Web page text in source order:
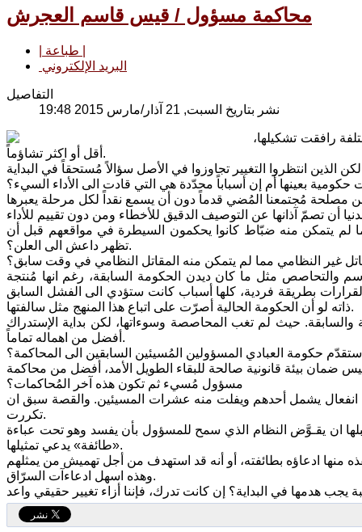
محاكمة مسؤول / قيس قاسم العجرش
البريد الإلكتروني
التفاصيل
نشر بتاريخ السبت, 21 آذار/مارس 2015 19:48
رافقت تشكيلها،
أقل أو اكثر تشاؤماً.
بعينها أم إن أسباباً محدّدة هي التي قادت الى الأداء السيء؟
لم يتمكن منه ضبّاط كانوا يحكمون السيطرة في مواقعهم قبل أن
تظهر داعش الى العلن؟.
والتحاصص مثل ما كان ديدن الحكومة السابقة، رغم انها مُنتجة
بطريقة فردية، كلها أسباب كانت ستؤدي الى الفشل السابق
ذاته لو أن الحكومة الحالية أصرّت على اتباع هذا المنهج مثل سالفتها.
حيث لم تغب المحاصصة وسوءاتها، لكن بداية الإستدراك
أفضل من اهماله تماماً.
حكومة العبادي المسؤولين المُسيئين السابقين الى المحاكمة؟
ضمان بيئة قانونية صالحة للبقاء الطويل الأمد، أفضل من محاكمة
مسؤول مُسيء ثم تكون هذه آخر المُحاكمات؟
انفعال يشمل أحدهم ويفلت منه عشرات المسيئين. والقصة سبق ان
تكررت.
ان يقـوَّض النظام الذي سمح للمسؤول بأن يفسد وهو تحت عباءة
«طائفة» يدعي تمثيلها.
وهذه اسهل ادعاءآت السرّاق.